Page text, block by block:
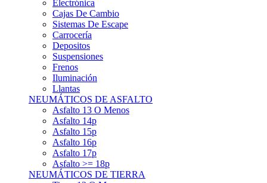
Electrónica
Cajas De Cambio
Sistemas De Escape
Carrocería
Depositos
Suspensiones
Frenos
Iluminación
Llantas
NEUMÁTICOS DE ASFALTO
Asfalto 13 O Menos
Asfalto 14p
Asfalto 15p
Asfalto 16p
Asfalto 17p
Asfalto >= 18p
NEUMÁTICOS DE TIERRA